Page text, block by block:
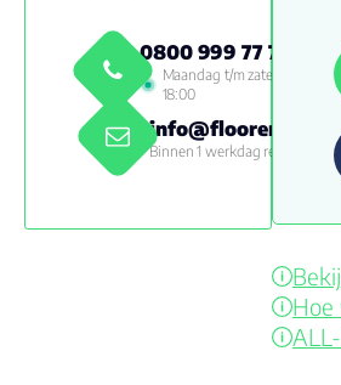
0800 999 77 79
Maandag t/m zaterdag 09:00
18:00
Binnen 1 werkdag reactie
Hoe